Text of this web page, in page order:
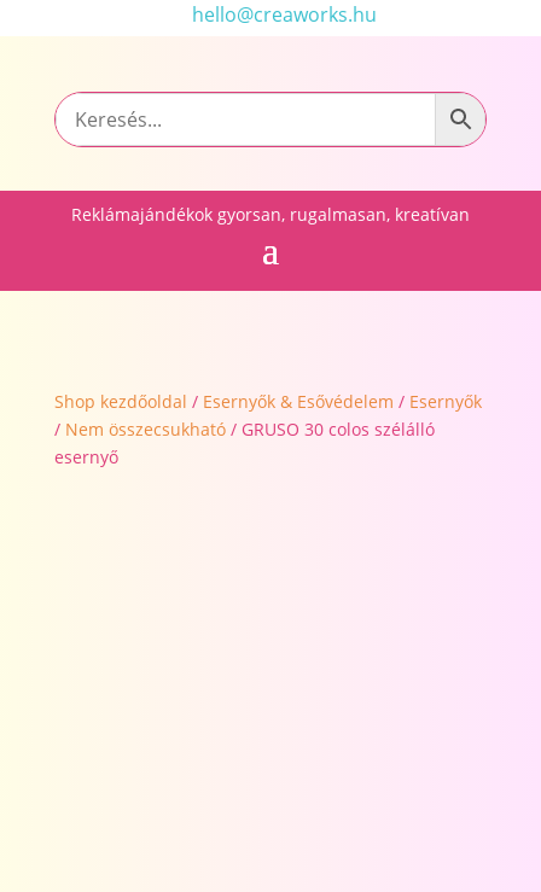
hello@creaworks.hu
Reklámajándékok gyorsan, rugalmasan, kreatívan
Shop kezdőoldal / Esernyők & Esővédelem / Esernyők
/ Nem összecsukható/ GRUSO 30 colos szélálló
esernyő